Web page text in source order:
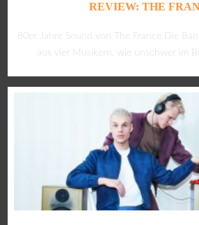
REVIEW: THE
80er Jahre Sound von The France Die
aus vier Musikern, wie unschwer im